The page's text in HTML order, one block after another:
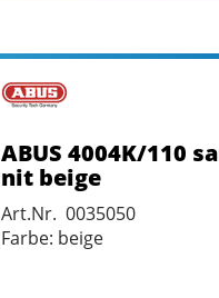
ABUS 4004K/110
nit beige
Art.Nr. 0035050
Farbe: beige